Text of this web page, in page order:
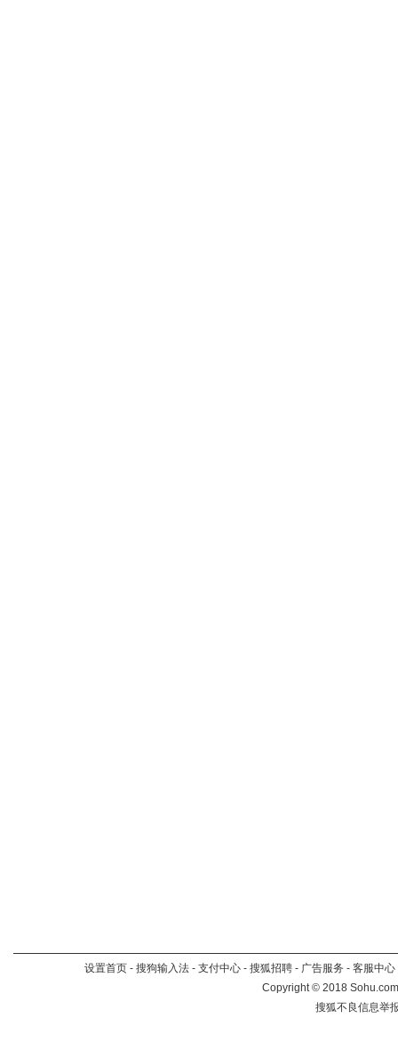
设置首页 - 搜狗输入法 - 支付中心 - 搜狐招聘 - 广告服务 - 客服中心
Copyright©2018
搜狐不良信息举